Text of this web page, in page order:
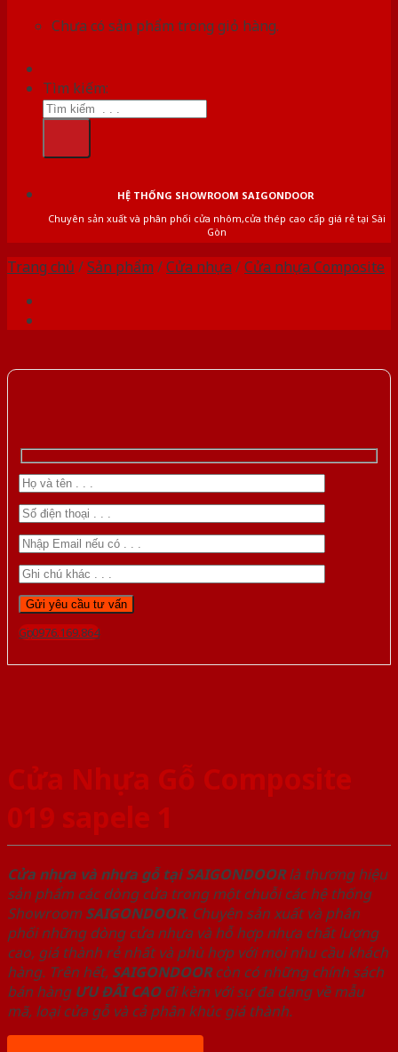
Chưa có sản phẩm trong giỏ hàng.
Tìm kiếm:
HỆ THỐNG SHOWROOM SAIGONDOOR
Chuyên sản xuất và phân phối cửa nhôm,cửa thép cao cấp giá rẻ tại Sài
Gòn
Trang chủ /Sản phẩm /Cửa nhựa /Cửa nhựa Composite
Gọi 0976.169.864
Cửa Nhựa Gỗ Composite
019 sapele 1
Cửa nhựa và nhựa gỗ tại SAIGONDOORlà thương hiệu
sản phẩm các dòng cửa trong một chuỗi các hệ thống
Showroom SAIGONDOOR. Chuyên sản xuất và phân
phối những dòng cửa nhựa và hỗ hợp nhựa chất lượng
cao, giá thành rẻ nhất và phù hợp với mọi nhu cầu khách
hàng. Trên hết, SAIGONDOORcòn có những chính sách
bán hàng ƯU ĐÃI CAOđi kèm với sự đa dạng về mẫu
mã, loại cửa gỗ và cả phân khúc giá thành.